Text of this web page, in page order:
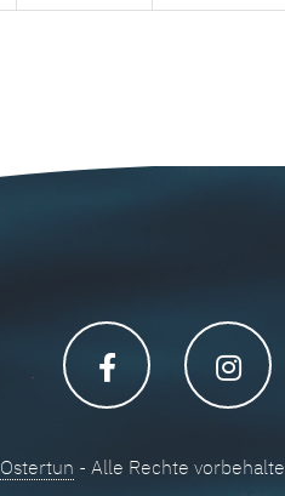
Ostertun - Alle Rechte